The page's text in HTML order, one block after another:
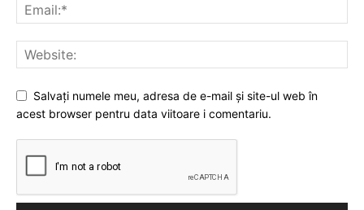
Salvați numele meu, adresa de e-mail și site-ul web în
acest browser pentru data viitoare i comentariu.